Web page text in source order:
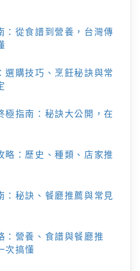
：從食譜到營養，台灣傳
選購技巧、烹飪秘訣與常
極指南：秘訣大公開，在
略：歷史、種類、店家推
：秘訣、餐廳推薦與常見
：營養、食譜與餐廳推
次搞懂